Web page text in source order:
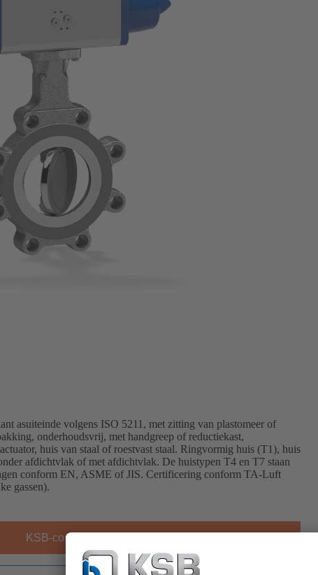
asuiteinde volgens ISO 5211, met zitting van plastomeer of
onderhoudsvrij, met handgreep of reductiekast,
huis van staal of roestvast staal. Ringvormig huis (T1), huis
afdichtvlak of met afdichtvlak. De huistypen T4 en T7 staan
conform EN, ASME of JIS. Certificering conform TA-Luft
gassen).
KSB-contact